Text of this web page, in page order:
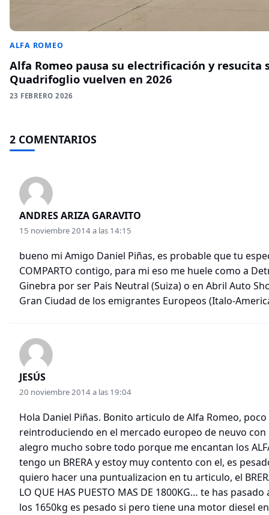
ALFA ROMEO
Alfa Romeo pausa su electrificación y resucita
Quadrifoglio vuelven en 2026
23 FEBRERO 2026
2 COMENTARIOS
ANDRES ARIZA GARAVITO
15 noviembre 2014 a las 14:15
bueno mi Amigo Daniel Piñas, es probable que tu
COMPARTO contigo, para mi eso me huele como a
Ginebra por ser Pais Neutral (Suiza) o en Abril Auto
Gran Ciudad de los emigrantes Europeos (Italo-
JESÚS
20 noviembre 2014 a las 19:04
Hola Daniel Piñas. Bonito articulo de Alfa Romeo,
reintroduciendo en el mercado europeo de neuvo
alegro mucho sobre todo porque me encantan los
tengo un BRERA y estoy muy contento con el, es
quiero hacer una puntualizacion en tu articulo, el
LO QUE HAS PUESTO MAS DE 1800KG… te has
los 1650kg es pesado si pero tiene una motor diesel